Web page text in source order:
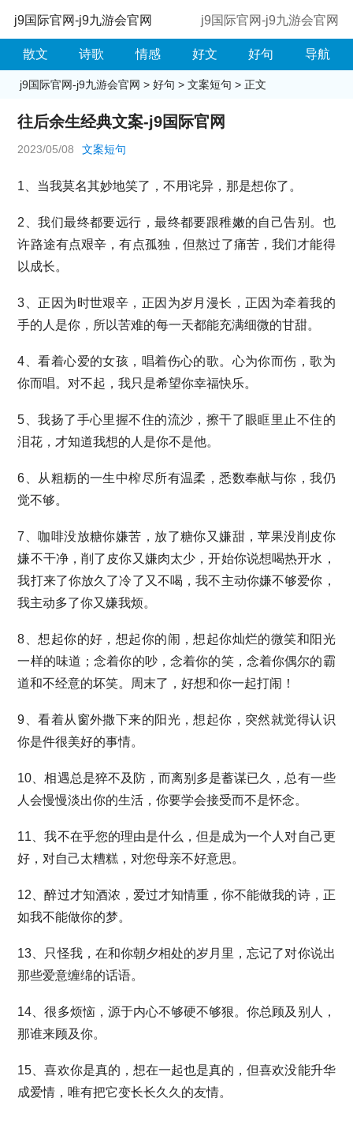
j9国际官网-j9九游会官网 j9国际官网-j9九游会官网
散文 诗歌 情感 好文 好句 导航
j9国际官网-j9九游会官网 > 好句 > 文案短句 > 正文
往后余生经典文案-j9国际官网
2023/05/08 文案短句
1、当我莫名其妙地笑了，不用诧异，那是想你了。
2、我们最终都要远行，最终都要跟稚嫩的自己告别。也
许路途有点艰辛，有点孤独，但熬过了痛苦，我们才能得
以成长。
3、正因为时世艰辛，正因为岁月漫长，正因为牵着我的
手的人是你，所以苦难的每一天都能充满细微的甘甜。
4、看着心爱的女孩，唱着伤心的歌。心为你而伤，歌为
你而唱。对不起，我只是希望你幸福快乐。
5、我扬了手心里握不住的流沙，擦干了眼眶里止不住的
泪花，才知道我想的人是你不是他。
6、从粗粝的一生中榨尽所有温柔，悉数奉献与你，我仍
觉不够。
7、咖啡没放糖你嫌苦，放了糖你又嫌甜，苹果没削皮你
嫌不干净，削了皮你又嫌肉太少，开始你说想喝热开水，
我打来了你放久了冷了又不喝，我不主动你嫌不够爱你，
我主动多了你又嫌我烦。
8、想起你的好，想起你的闹，想起你灿烂的微笑和阳光
一样的味道；念着你的吵，念着你的笑，念着你偶尔的霸
道和不经意的坏笑。周末了，好想和你一起打闹！
9、看着从窗外撒下来的阳光，想起你，突然就觉得认识
你是件很美好的事情。
10、相遇总是猝不及防，而离别多是蓄谋已久，总有一些
人会慢慢淡出你的生活，你要学会接受而不是怀念。
11、我不在乎您的理由是什么，但是成为一个人对自己更
好，对自己太糟糕，对您母亲不好意思。
12、醉过才知酒浓，爱过才知情重，你不能做我的诗，正
如我不能做你的梦。
13、只怪我，在和你朝夕相处的岁月里，忘记了对你说出
那些爱意缠绵的话语。
14、很多烦恼，源于内心不够硬不够狠。你总顾及别人，
那谁来顾及你。
15、喜欢你是真的，想在一起也是真的，但喜欢没能升华
成爱情，唯有把它变长长久久的友情。